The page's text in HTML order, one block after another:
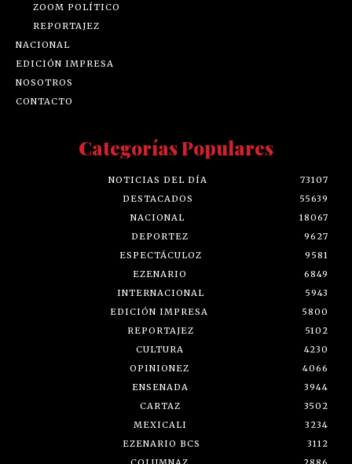
ZOOM POLÍTICO
REPORTAJEZ
NACIONAL
EDICIÓN IMPRESA
NOSOTROS
CONTACTO
Categorías Populares
NOTICIAS DEL DÍA
73107
DESTACADOS
55639
NACIONAL
18067
DEPORTEZ
9627
ESPECTÁCULOZ
9581
EZENARIO
6849
INTERNACIONAL
5943
EDICIÓN IMPRESA
5800
REPORTAJEZ
5102
CULTURA
4230
OPINIONEZ
4066
ENSENADA
3944
CARTAZ
3502
MEXICALI
3234
EZENARIO BCS
3112